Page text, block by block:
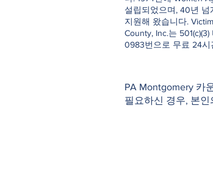
설립되었으며, 40년
지원해 왔습니다.
County, Inc.는
0983번으로 무료 24시
PA Montgomery 카
필요하신 경우, 본